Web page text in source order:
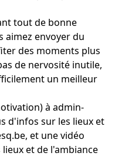
tout de bonne
aimez envoyer du
des moments plus
de nervosité inutile,
un meilleur
à admin-
d'infos sur les lieux et
et une vidéo
et de l'ambiance